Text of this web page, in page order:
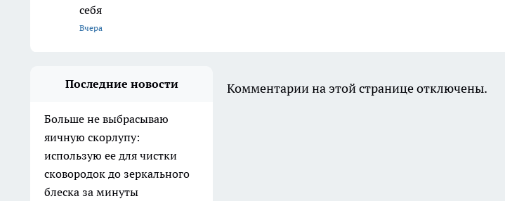
себя
Вчера
Последние новости
Больше не выбрасываю
яичную скорлупу:
использую ее для чистки
сковородок до зеркального
блеска за минуты
Комментарии на этой странице отключены.